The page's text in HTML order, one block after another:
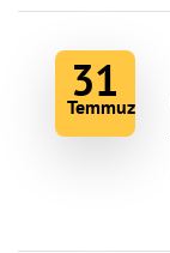
31
Temmuz